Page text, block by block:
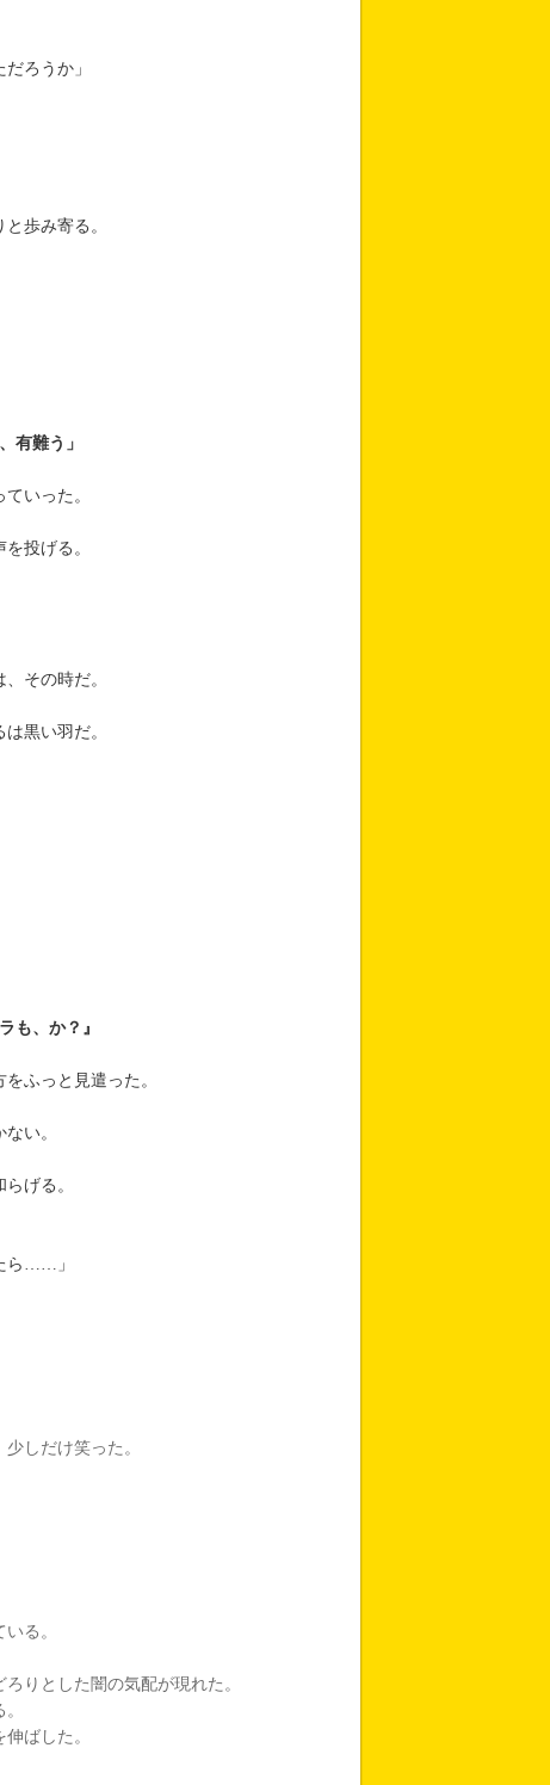
ろうか」
歩み寄る。
有難う」
いった。
投げる。
その時だ。
黒い羽だ。
、か？』
ふっと見遣った。
い。
げる。
ら……」
しだけ笑った。
る。
りとした闇の気配が現れた。
ばした。